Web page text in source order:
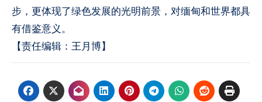
步，更体现了绿色发展的光明前景，对缅甸和世界都具
有借鉴意义。
【责任编辑：王月博】